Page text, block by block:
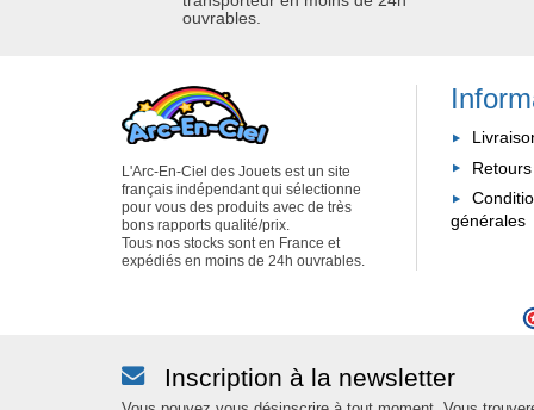
ouvrables.
L'Arc-En-Ciel des Jouets est un site
français indépendant qui sélectionne
pour vous des produits avec de très
bons rapports qualité/prix.
Tous nos stocks sont en France et
expédiés en moins de 24h ouvrables.
Retours
générales
Inscription à la newsletter